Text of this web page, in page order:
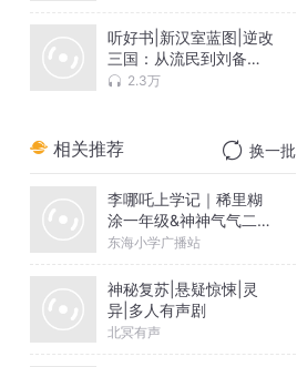
听好书|新汉室蓝图|逆改
三国：从流民到刘备首
席军师
2.3万
相关推荐 换一批
李哪吒上学记｜稀里糊
涂一年级&神神气气二年
级
东海小学广播站
神秘复苏|悬疑惊悚|灵
异|多人有声剧
北冥有声